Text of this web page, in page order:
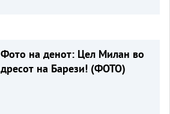
Фото на денот: Цел Милан во
дресот на Барези! (ФОТО)